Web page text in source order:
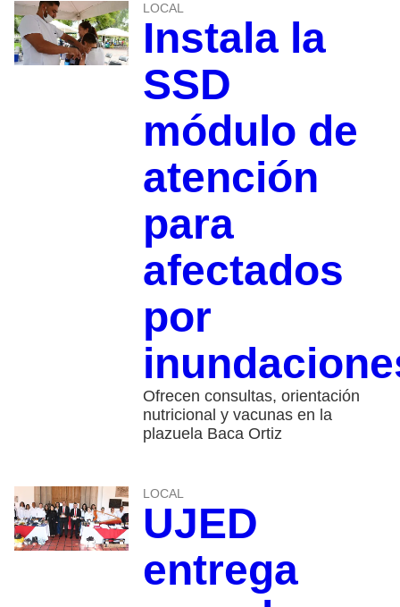
LOCAL
Instala la
SSD
módulo de
atención
para
afectados
por
Ofrecen consultas, orientación
nutricional y vacunas en la
plazuela Baca Ortiz
LOCAL
UJED
entrega